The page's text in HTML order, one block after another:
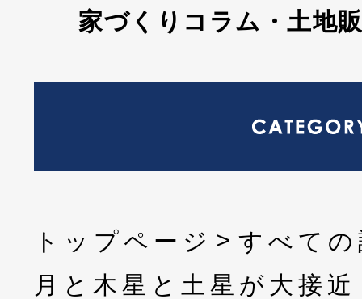
家づくりコラム・土地
トップページ
すべて
月と木星と土星が大接